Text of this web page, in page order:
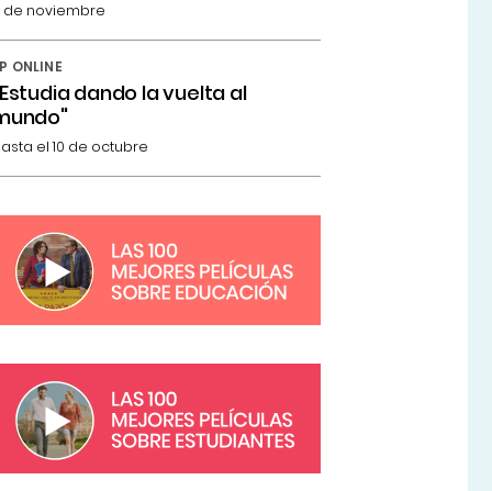
de noviembre
ONLINE
dando la vuelta al
el 10 de octubre